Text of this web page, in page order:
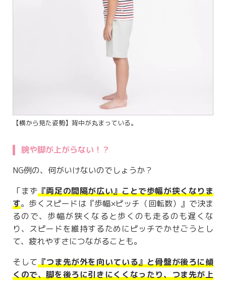
【横から見た姿勢】背中が丸まっている。
腕や脚が上がらない！？
NG例の、何がいけないのでしょうか？
「まず『両足の間隔が広い』ことで歩幅が狭くなりま
す。歩くスピードは『歩幅×ピッチ（回転数）』で決ま
るので、歩幅が狭くなると歩くのも走るのも遅くな
り、スピードを維持するためにピッチでかせごうとし
て、疲れやすさにつながることも。
そして『つま先が外を向いている』と骨盤が後ろに傾
くので、脚を後ろに引きにくくなったり、つま先が上